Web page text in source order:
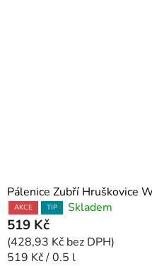
Pálenice Zubří Hruškovice
AKCE TIP Skladem
519 Kč
(428,93 Kč bez DPH)
Měrná
519 Kč / 0.5 l